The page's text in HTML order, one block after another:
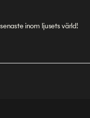
inom ljusets värld!